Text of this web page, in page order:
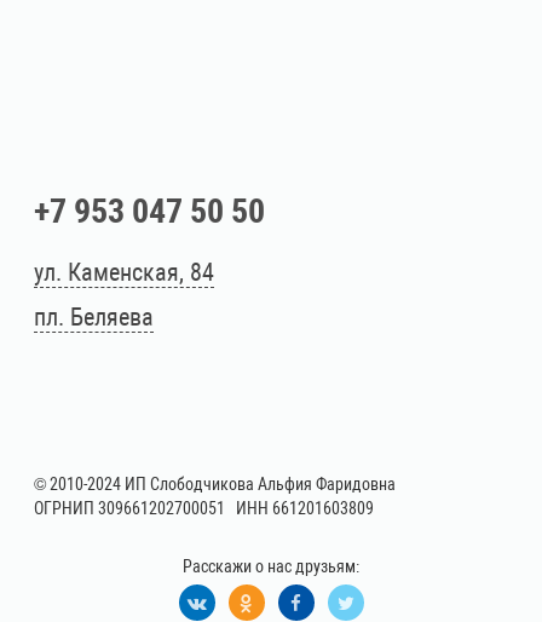
+7 953 047 50 50
ул. Каменская, 84
пл. Беляева
© 2010-2024 ИП Слободчикова Альфия Фаридовна
ОГРНИП 309661202700051 ИНН 661201603809
Расскажи о нас друзьям: